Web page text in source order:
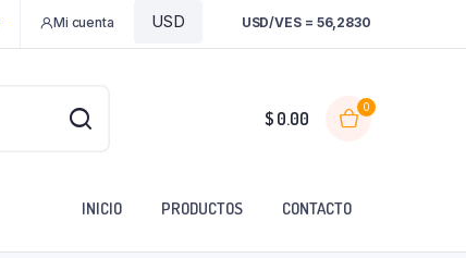
Mi cuenta USD/VES = 56,2830
$ 0.00
0
INICIO PRODUCTOS CONTACTO